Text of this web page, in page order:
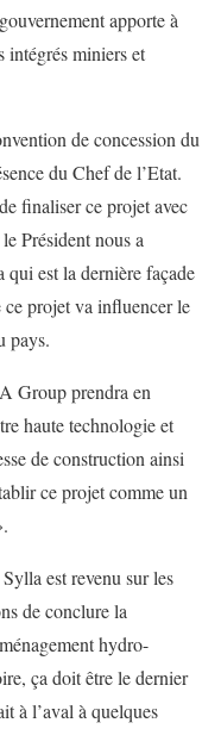
apporte à
intégrés miniers et
de concession du
du Chef de l’Etat.
finaliser ce projet avec
Président nous a
est la dernière façade
projet va influencer le
pays.
Group prendra en
haute technologie et
de construction ainsi
ce projet comme un
est revenu sur les
de conclure la
hydro-
ça doit être le dernier
à l’aval à quelques